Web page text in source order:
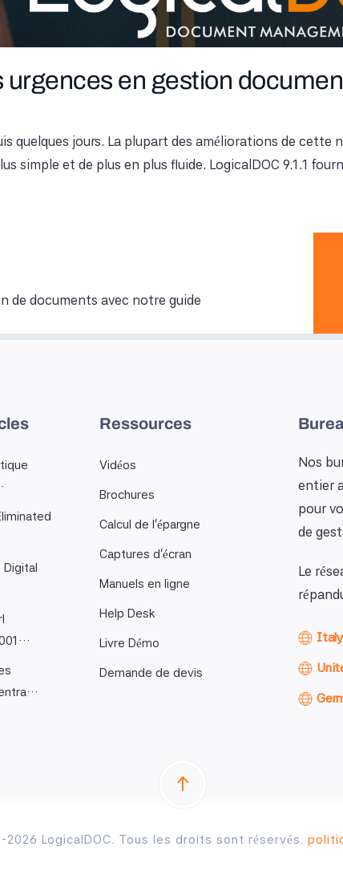
urgences en gestion
quelques jours. La plupart des améliorations de
simple et de plus en plus fluide. LogicalDOC 9.1.1
de documents avec notre guide
Digital
Ressources
Vidéos
Brochures
Calcul de l'épargne
Captures d'écran
Manuels en ligne
Help Desk
Livre Démo
Demande de devis
Nos
entier
pour
de
Le
Italy
LogicalDOC. Tous les droits sont réservés.